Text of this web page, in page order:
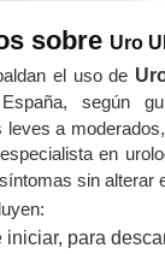
sobre Uro
el uso de
según
a
en
sin alterar
para